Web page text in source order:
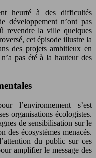
heurté à des difficultés
développement n’ont pas
revendre la ville quelques
cet épisode illustre la
des projets ambitieux en
pas été à la hauteur des
l’environnement s’est
organisations écologistes.
de sensibilisation sur le
des écosystèmes menacés.
du public sur ces
amplifier le message des